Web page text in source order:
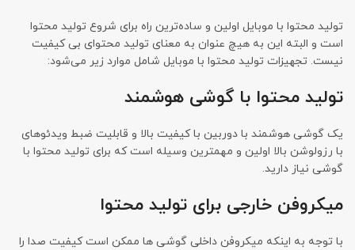
تولید محتوا با موبایل اولین و ساده‌ترین راه برای شروع تولید محتوا
است و البته این به هیچ عنوان به معنای تولید محتوای بی کیفیت
نیست. تجهیزات تولید محتوا با موبایل شامل موارد زیر می‌شود:
تولید محتوا با گوشی هوشمند
یک گوشی هوشمند با دوربین با کیفیت بالا و قابلیت ضبط ویدئوهای
با رزولوشن بالا اولین و مهمترین وسیله است که برای تولید محتوا با
گوشی نیاز دارید.
میکروفن خارجی برای تولید محتوا
با توجه به اینکه میکروفن داخلی گوشی ها ممکن است کیفیت صدا را